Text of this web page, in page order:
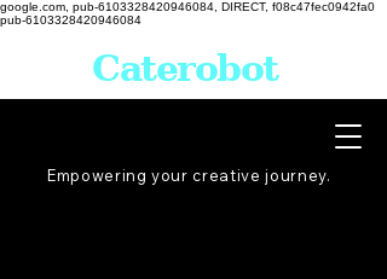
google.com, pub-6103328420946084, DIRECT, f08c47fec0942fa0
pub-6103328420946084
Empowering your creative journey.
Caterobot